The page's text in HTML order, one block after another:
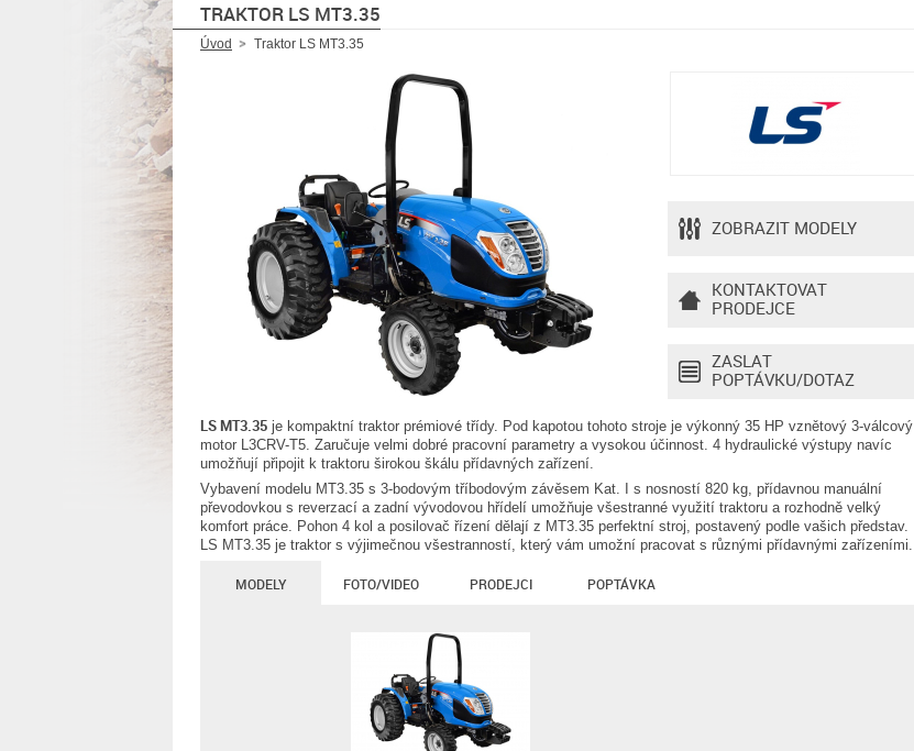
TRAKTOR LS MT3.35
Úvod Traktor LS MT3.35
ZOBRAZIT MODELY
KONTAKTOVAT
PRODEJCE
ZASLAT
POPTÁVKU/DOTAZ
LS MT3.35 je kompaktní traktor prémiové třídy. Pod kapotou tohoto stroje je výkonný 35 HP vznětový 3-válcový
motor L3CRV-T5. Zaručuje velmi dobré pracovní parametry a vysokou účinnost. 4 hydraulické výstupy navíc
umožňují připojit k traktoru širokou škálu přídavných zařízení.
Vybavení modelu MT3.35 s 3-bodovým tříbodovým závěsem Kat. I s nosností 820 kg, přídavnou manuální
převodovkou s reverzací a zadní vývodovou hřídelí umožňuje všestranné využití traktoru a rozhodně velký
komfort práce. Pohon 4 kol a posilovač řízení dělají z MT3.35 perfektní stroj, postavený podle vašich představ.
LS MT3.35 je traktor s výjimečnou všestranností, který vám umožní pracovat s různými přídavnými zařízeními.
MODELY FOTO/VIDEO PRODEJCI POPTÁVKA